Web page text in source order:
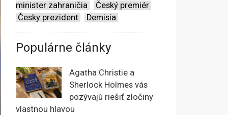
minister zahraničia
Český premiér
Česky prezident
Demisia
Populárne články
Agatha Christie a
Sherlock Holmes vás
pozývajú riešiť zločiny
vlastnou hlavou